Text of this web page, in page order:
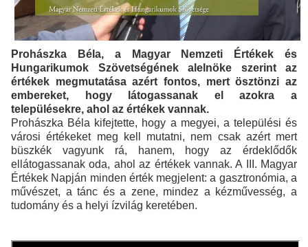
Prohászka Béla, a Magyar Nemzeti Értékek és
Hungarikumok Szövetségének alelnöke szerint az
értékek megmutatása azért fontos, mert ösztönzi az
embereket, hogy látogassanak el azokra a
településekre, ahol az értékek vannak.
Prohászka Béla kifejtette, hogy a megyei, a települési és
városi értékeket meg kell mutatni, nem csak azért mert
büszkék vagyunk rá, hanem, hogy az érdeklődők
ellátogassanak oda, ahol az értékek vannak. A III. Magyar
Értékek Napján minden érték megjelent: a gasztronómia, a
művészet, a tánc és a zene, mindez a kézművesség, a
tudomány és a helyi ízvilág keretében.